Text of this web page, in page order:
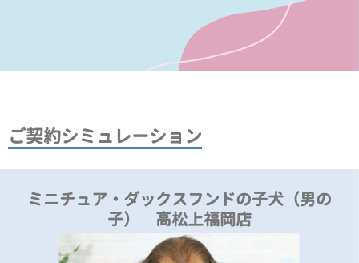
ご契約シミュレーション
ミニチュア・ダックスフンドの子犬（男の
子） 高松上福岡店